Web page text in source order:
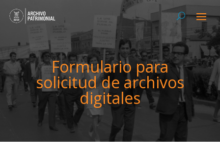
Formulario para
solicitud de archivos
digitales